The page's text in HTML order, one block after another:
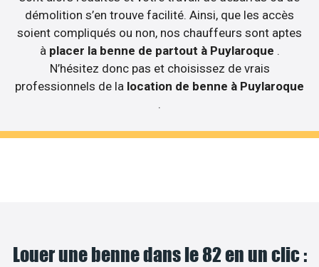
démolition s’en trouve facilité. Ainsi, que les accès
soient compliqués ou non, nos chauffeurs sont aptes
à placer la benne de partout à Puylaroque .
N’hésitez donc pas et choisissez de vrais
professionnels de la location de benne à Puylaroque
.
Louer une benne dans le 82 en un clic :